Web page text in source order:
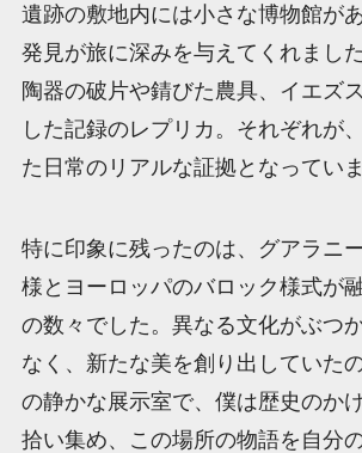
遺跡の敷地内には小さな博物館が
発見が旅に深みを与えてくれまし
陶器の破片や錆びた農具、イエズ
した記録のレプリカ。それぞれが
た日常のリアルな証拠となっていま
特に印象に残ったのは、グアラニ
様とヨーロッパのバロック様式が
の数々でした。異なる文化がぶつ
なく、新たな美を創り出していた
の静かな展示室で、僕は歴史のか
拾い集め、この場所の物語を自分